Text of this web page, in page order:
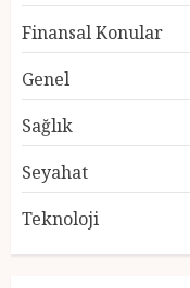
Finansal Konular
Genel
Sağlık
Seyahat
Teknoloji
5